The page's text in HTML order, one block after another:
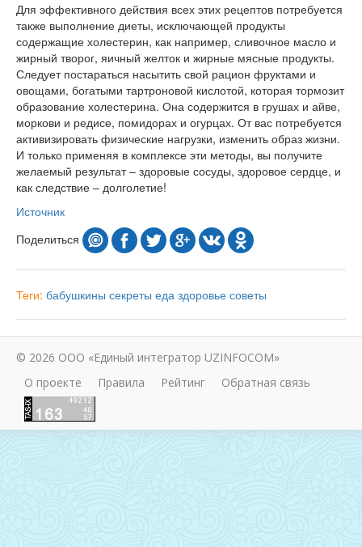
Для эффективного действия всех этих рецептов потребуется
также выполнение диеты, исключающей продукты
содержащие холестерин, как например, сливочное масло и
жирный творог, яичный желток и жирные мясные продукты.
Следует постараться насытить свой рацион фруктами и
овощами, богатыми тартроновой кислотой, которая тормозит
образование холестерина. Она содержится в грушах и айве,
моркови и редисе, помидорах и огурцах. От вас потребуется
активизировать физические нагрузки, изменить образ жизни.
И только применяя в комплексе эти методы, вы получите
желаемый результат – здоровые сосуды, здоровое сердце, и
как следствие – долголетие!
Источник
Поделиться
Теги: бабушкины секреты еда здоровье советы
© 2026 ООО «Единый интегратор UZINFOCOM»
О проекте
Правила Рейтинг Обратная связь